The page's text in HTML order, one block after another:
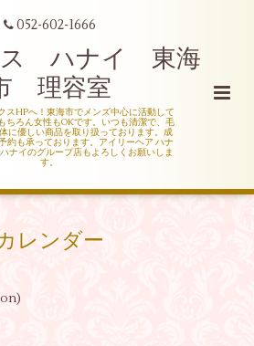
052-602-1666
ス ハナイ 東海
理容室
スHPへ！東海市でメンズ中心に活動して
ちろん女性もOKです。いつも清潔で、毛
に優しい商品を取り扱っております。成
約も承っております。アイリーヘア ハナ
ナイのグループ店もよろしくお願いしま
す。
レンダー